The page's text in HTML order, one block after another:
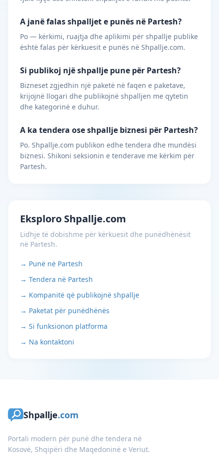
A janë falas shpalljet e punës në Partesh?
Po — kërkimi, ruajtja dhe aplikimi për shpallje publike
është falas për kërkuesit e punës në Shpallje.com.
Si publikoj një shpallje pune për Partesh?
Bizneset zgjedhin një paketë në faqen e paketave,
krijojnë llogari dhe publikojnë shpalljen me qytetin
dhe kategorinë e duhur.
A ka tendera ose shpallje biznesi për Partesh?
Po. Shpallje.com publikon edhe tendera dhe mundësi
biznesi. Shikoni seksionin e tenderave me kërkim për
Partesh.
Eksploro Shpallje.com
Lidhje të dobishme për kërkuesit dhe punëdhënësit
në Partesh.
→ Punë në Partesh
→ Tendera në Partesh
→ Kompanitë që publikojnë shpallje
→ Paketat për punëdhënës
→ Si funksionon platforma
→ Na kontaktoni
Shpallje.com
Portali modern për punë dhe tendera në
Kosovë, Shqipëri dhe Maqedoninë e Veriut.